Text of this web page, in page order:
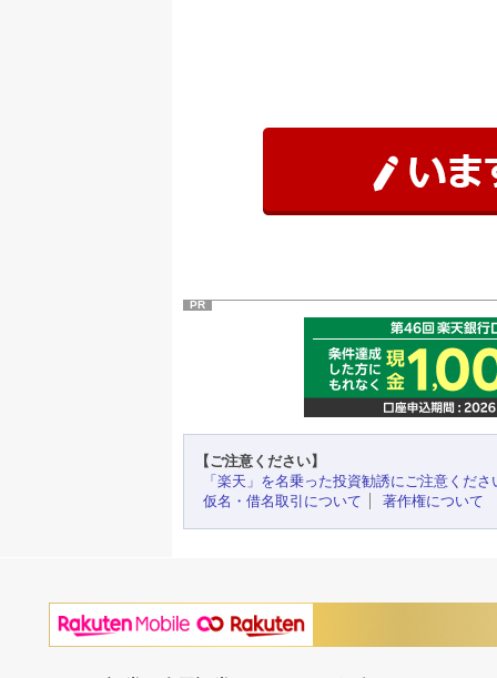
PR
【ご注意ください】
「楽天」を名乗った投資勧誘にご注意くださ
仮名・借名取引について
著作権について